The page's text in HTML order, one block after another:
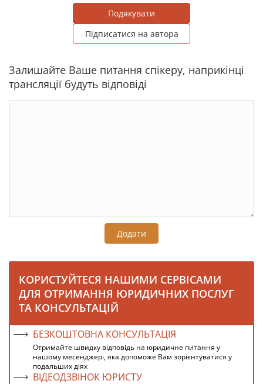
Подякувати
Підписатися на автора
Залишайте Ваше питання спікеру, наприкінці
трансляції будуть відповіді
Додати
КОРИСТУЙТЕСЯ НАШИМИ СЕРВІСАМИ
ДЛЯ ОТРИМАННЯ ЮРИДИЧНИХ ПОСЛУГ
ТА КОНСУЛЬТАЦІЙ
БЕЗКОШТОВНА КОНСУЛЬТАЦІЯ
Отримайте швидку відповідь на юридичне питання у
нашому месенджері, яка допоможе Вам зорієнтуватися у
подальших діях
ВІДЕОДЗВІНОК ЮРИСТУ